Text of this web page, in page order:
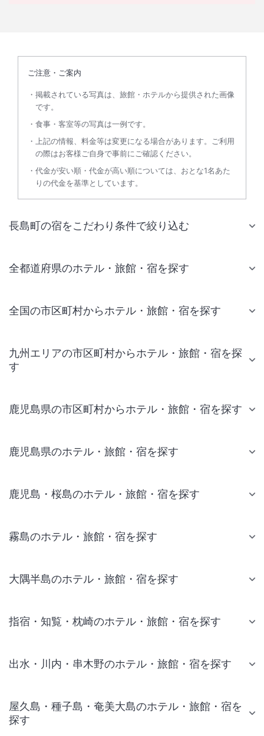
ご注意・ご案内
掲載されている写真は、旅館・ホテルから提供された画像
です。
食事・客室等の写真は一例です。
上記の情報、料金等は変更になる場合があります。ご利用
の際はお客様ご自身で事前にご確認ください。
代金が安い順・代金が高い順については、おとな1名あた
りの代金を基準としています。
長島町の宿をこだわり条件で絞り込む
全都道府県のホテル・旅館・宿を探す
全国の市区町村からホテル・旅館・宿を探す
九州エリアの市区町村からホテル・旅館・宿を探
す
鹿児島県の市区町村からホテル・旅館・宿を探す
鹿児島県のホテル・旅館・宿を探す
鹿児島・桜島のホテル・旅館・宿を探す
霧島のホテル・旅館・宿を探す
大隅半島のホテル・旅館・宿を探す
指宿・知覧・枕崎のホテル・旅館・宿を探す
出水・川内・串木野のホテル・旅館・宿を探す
屋久島・種子島・奄美大島のホテル・旅館・宿を
探す